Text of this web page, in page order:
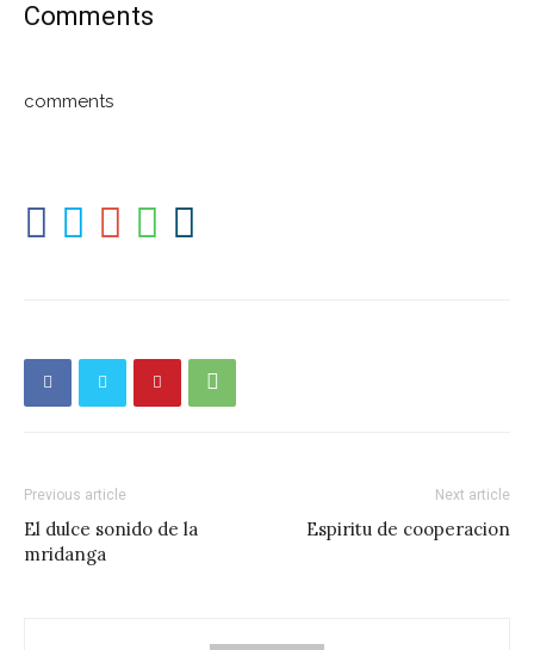
Comments
comments
Previous article
El dulce sonido de la
mridanga
Next article
Espiritu de cooperacion